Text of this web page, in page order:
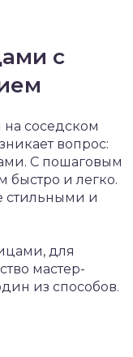
с
на соседском
вопрос:
С пошаговым
быстро и легко.
стильными и
для
мастер-
из способов.